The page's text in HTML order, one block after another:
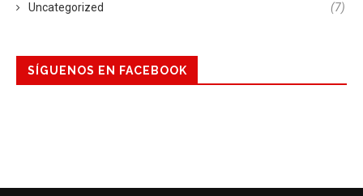
Uncategorized (7)
SÍGUENOS EN FACEBOOK